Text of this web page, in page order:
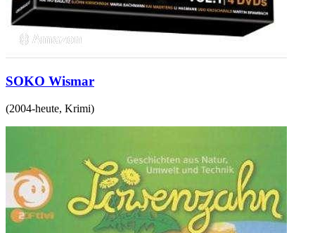
SOKO Wismar
(2004-heute, Krimi)